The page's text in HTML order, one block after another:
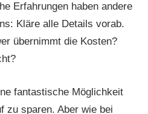
Erfahrungen haben andere
Kläre alle Details vorab.
übernimmt die Kosten?
fantastische Möglichkeit
zu sparen. Aber wie bei